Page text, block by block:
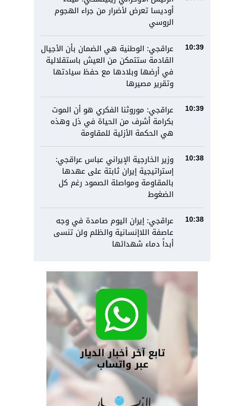
أوديسا تعرض لأضرار من جراء الهجوم
الروسي
10:39
عراقجي: الوطنية هي الضمان بأن الأجيال
القادمة ستتمكن من العيش باستقلالية
في أرضها وبلادها مع حفظ سيادتها
وتقرير مصيرها
10:39
عراقجي: موروثنا الفكري هو أن الموت
بكرامة أشرف من الحياة في ذل وهذه
هي الحكمة الأزلية للمقاومة
10:38
وزير الخارجية الإيراني عباس عراقجي:
إستراتيجية إيران ثابتة على عهدها
بالمقاومة ومواصلة الصمود رغم كل
الضغوط
10:38
عراقجي: إيران اليوم صامدة في وجه
عاصفة اللاإنسانية والظلم ولن تنسى
أبداً دماء شهدائها